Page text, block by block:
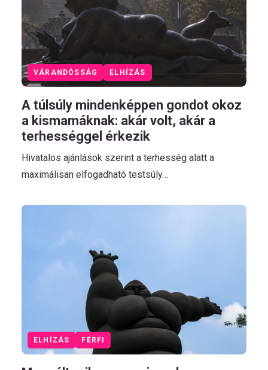
VÁRANDÓSSÁG ELHÍZÁS
A túlsúly mindenképpen gondot okoz
a kismamáknak: akár volt, akár a
terhességgel érkezik
Hivatalos ajánlások szerint a terhesség alatt a
maximálisan elfogadható testsúly…
ELHÍZÁS FÉRFI